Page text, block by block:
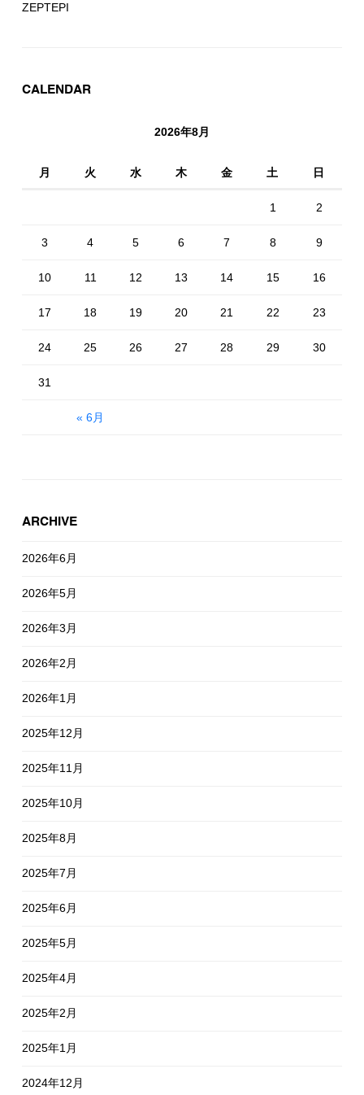
ZEPTEPI
CALENDAR
2026年8月
月 火 水 木 金 土 日
« 6月
1 2
3 4 5 6 7 8 9
10 11 12 13 14 15 16
17 18 19 20 21 22 23
24 25 26 27 28 29 30
31
ARCHIVE
2026年6月
2026年5月
2026年3月
2026年2月
2026年1月
2025年12月
2025年11月
2025年10月
2025年8月
2025年7月
2025年6月
2025年5月
2025年4月
2025年2月
2025年1月
2024年12月